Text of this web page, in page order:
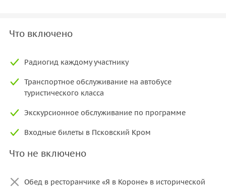
Что включено
Радиогид каждому участнику
Транспортное обслуживание на автобусе
туристического класса
Экскурсионное обслуживание по программе
Входные билеты в Псковский Кром
Что не включено
Обед в ресторанчике «Я в Короне» в исторической